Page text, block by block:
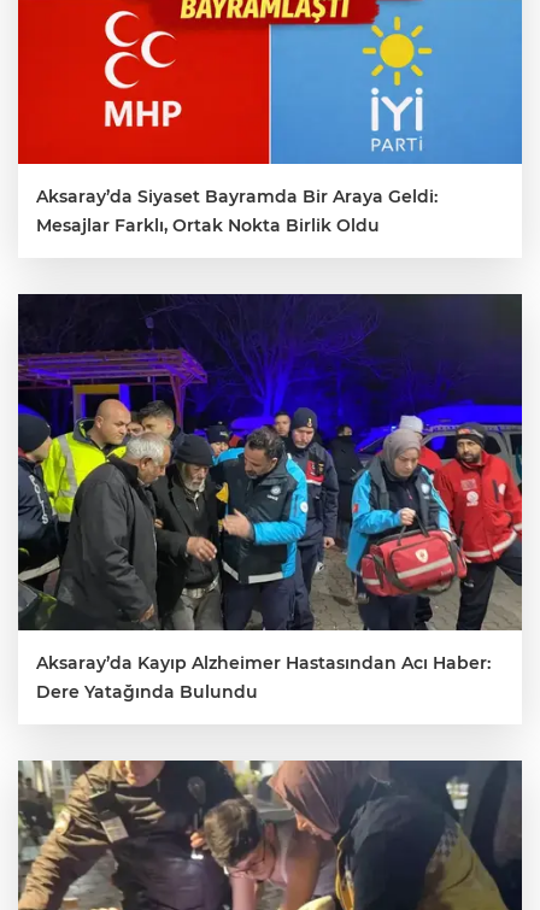
Aksaray’da Siyaset Bayramda Bir Araya Geldi:
Mesajlar Farklı, Ortak Nokta Birlik Oldu
Aksaray’da Kayıp Alzheimer Hastasından Acı Haber:
Dere Yatağında Bulundu